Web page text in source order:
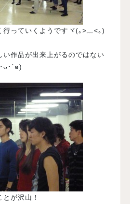
行っていくようですヾ(｡>﹏<｡)
い作品が出来上がるのではない
ᴗ･´๑)
が沢山！